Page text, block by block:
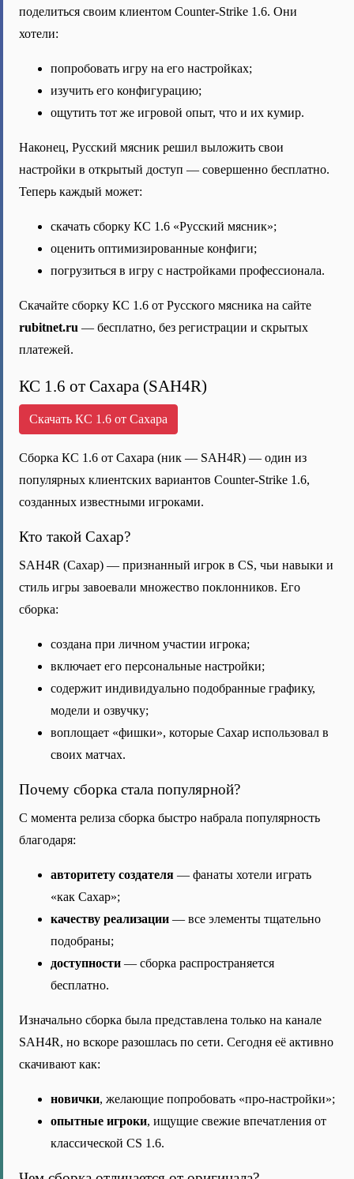
поделиться своим клиентом Counter-Strike 1.6. Они
хотели:
попробовать игру на его настройках;
изучить его конфигурацию;
ощутить тот же игровой опыт, что и их кумир.
Наконец, Русский мясник решил выложить свои
настройки в открытый доступ — совершенно бесплатно.
Теперь каждый может:
скачать сборку КС 1.6 «Русский мясник»;
оценить оптимизированные конфиги;
погрузиться в игру с настройками профессионала.
Скачайте сборку КС 1.6 от Русского мясника на сайте
rubitnet.ru — бесплатно, без регистрации и скрытых
платежей.
КС 1.6 от Сахара (SAH4R)
Скачать КС 1.6 от Сахара
Сборка КС 1.6 от Сахара (ник — SAH4R) — один из
популярных клиентских вариантов Counter-Strike 1.6,
созданных известными игроками.
Кто такой Сахар?
SAH4R (Сахар) — признанный игрок в CS, чьи навыки и
стиль игры завоевали множество поклонников. Его
сборка:
создана при личном участии игрока;
включает его персональные настройки;
содержит индивидуально подобранные графику,
модели и озвучку;
воплощает «фишки», которые Сахар использовал в
своих матчах.
Почему сборка стала популярной?
С момента релиза сборка быстро набрала популярность
благодаря:
авторитету создателя — фанаты хотели играть
«как Сахар»;
качеству реализации — все элементы тщательно
подобраны;
доступности — сборка распространяется
бесплатно.
Изначально сборка была представлена только на канале
SAH4R, но вскоре разошлась по сети. Сегодня её активно
скачивают как:
новички, желающие попробовать «про-настройки»;
опытные игроки, ищущие свежие впечатления от
классической CS 1.6.